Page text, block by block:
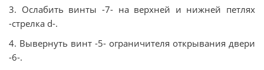
3. Ослабить винты -7- на верхней и нижней петлях
-стрелка d-.
4. Вывернуть винт -5- ограничителя открывания двери
-6-.